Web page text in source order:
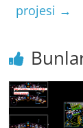
projesi →